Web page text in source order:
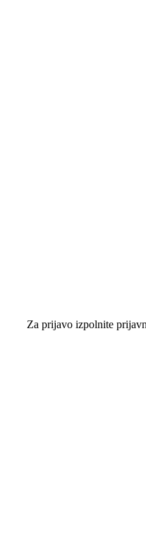
Za prijavo izpolnite